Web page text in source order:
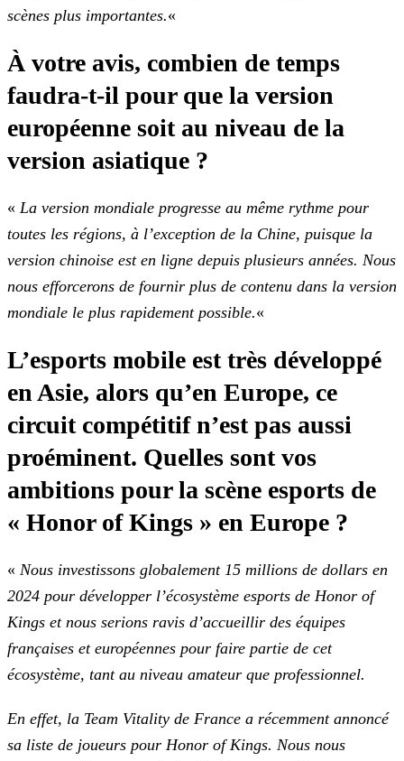
scènes plus importantes.«
À votre avis, combien de temps
faudra-t-il pour que la version
européenne soit au niveau de la
version asiatique ?
« La version mondiale progresse au même rythme pour
toutes les régions, à l’exception de la Chine, puisque la
version chinoise est en ligne depuis plusieurs années. Nous
nous efforcerons de fournir plus de contenu dans la version
mondiale le plus rapidement possible.«
L’esports mobile est très développé
en Asie, alors qu’en Europe, ce
circuit compétitif n’est pas aussi
proéminent. Quelles sont vos
ambitions pour la scène esports de
« Honor of Kings » en Europe ?
« Nous investissons globalement 15 millions de dollars en
2024 pour développer l’écosystème esports de Honor of
Kings et nous serions ravis d’accueillir des équipes
françaises eteuropéennes pour faire partie de cet
écosystème, tant au niveau amateur que professionnel.
En effet, la Team Vitality de France a récemment annoncé
sa liste de joueurs pour Honor of Kings. Nous nous